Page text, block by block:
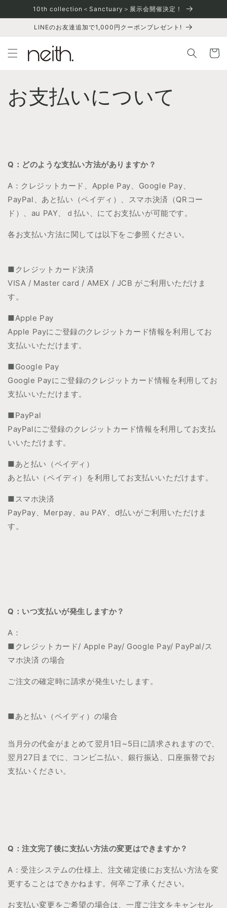
ンツに
進む
10th collection＜Sanctuary＞展示会開催決定！
LINEのお友達追加で1,000円クーポンプレゼント!
ー
お支払いについて
Q：どのような支払い方法がありますか？
A：クレジットカード、 Apple Pay、 Google Pay、
PayPal 、あと払い（ペイディ）、スマホ決済（QRコー
ド）、au PAY、ｄ払い 、 にてお支払いが可能です。
各お支払い方法に関しては以下をご参照ください。
■クレジットカード決済
VISA / Master card / AMEX / JCB がご利用いただけま
す。
■Apple Pay
Apple Payにご登録のクレジットカード情報を利用してお
支払いいただけます。
■Google Pay
Google Payにご登録のクレジットカード情報を利用してお
支払いいただけます。
■PayPal
PayPalにご登録のクレジットカード情報を利用してお支払
いいただけます。
■あと払い（ペイディ）
あと払い（ペイディ）を利用してお支払いいただけます。
■スマホ決済
PayPay、Merpay、au PAY、d払いがご利用いただけま
す。
Q： いつ支払いが発生しますか？
A：
■クレジットカード/ Apple Pay/ Google Pay/ PayPal/ス
マホ決済 の場合
ご注文の確定時に請求が発生いたします。
■あと払い（ペイディ）の場合
当月分の代金がまとめて翌月1日~5日に請求されますので、
翌月27日までに、コンビニ払い、銀行振込、口座振替でお
支払いください。
Q：注文完了後に支払い方法の変更はできますか？
A：受注システムの仕様上、注文確定後にお支払い方法を変
更することはでき かねます。何卒ご了承ください。
お支払い変更をご希望の場合は、一度ご注文をキャンセル